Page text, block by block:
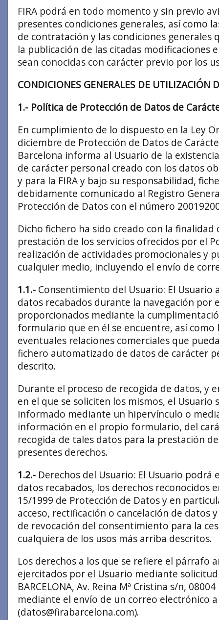
FIRA podrá en todo momento y sin previo
presentes condiciones generales, así como
de contratación y las condiciones generales
la publicación de las citadas modificaciones
sean conocidas con carácter previo por los
CONDICIONES GENERALES DE UTILIZACIÓN
1.- Política de Protección de Datos de
En cumplimiento de lo dispuesto en la Ley
diciembre de Protección de Datos de
Barcelona informa al Usuario de la
de carácter personal creado con los datos
y para la FIRA y bajo su responsabilidad,
debidamente comunicado al Registro
Protección de Datos con el número
Dicho fichero ha sido creado con la
prestación de los servicios ofrecidos por el
realización de actividades promocionales y
cualquier medio, incluyendo el envío de
1.1.- Consentimiento del Usuario: El Usuario
datos recabados durante la navegación por
proporcionados mediante la
formulario que en él se encuentre, así como
eventuales relaciones comerciales que
fichero automatizado de datos de carácter
descrito.
Durante el proceso de recogida de datos, y
en el que se soliciten los mismos, el
informado mediante un hipervínculo o
información en el propio formulario, del
recogida de tales datos para la prestación
presentes derechos.
1.2.- Derechos del Usuario: El Usuario podrá
datos recabados, los derechos reconocidos
15/1999 de Protección de Datos y en
acceso, rectificación o cancelación de datos
de revocación del consentimiento para la
cualquiera de los usos más arriba descritos.
Los derechos a los que se refiere el párrafo
ejercitados por el Usuario mediante solicitud
BARCELONA, Av. Reina Mª Cristina s/n,
mediante el envío de un correo electrónico
(datos@firabarcelona.com).